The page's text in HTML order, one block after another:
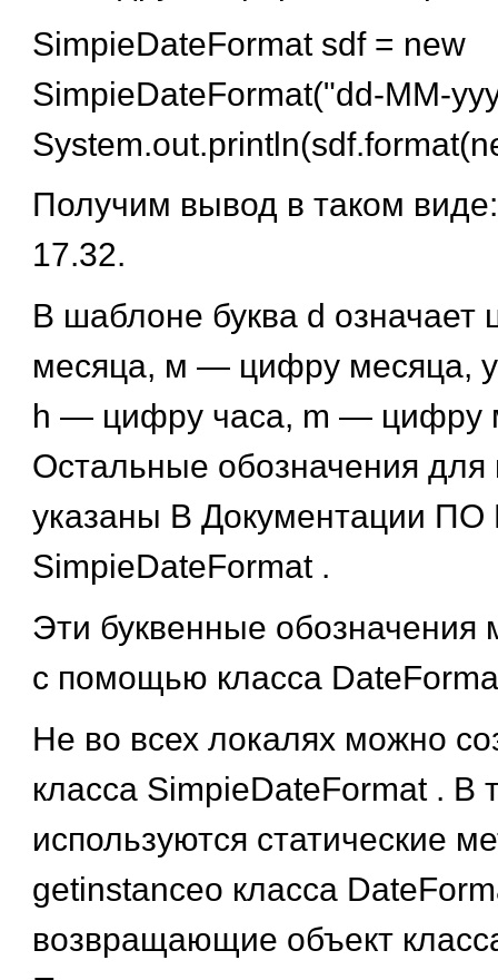
SimpieDateFormat sdf = new
SimpieDateFormat("dd-MM-
Получим вывод в таком
17.32.
В шаблоне буква d означает
месяца, м — цифру месяца,
h — цифру часа, m — цифру
Остальные обозначения
указаны В Документации ПО
SimpieDateFormat .
Эти буквенные обозначения
с помощью класса
Не во всех локалях можно
класса SimpieDateFormat . В
используются статические
getinstanceo класса
возвращающие объект